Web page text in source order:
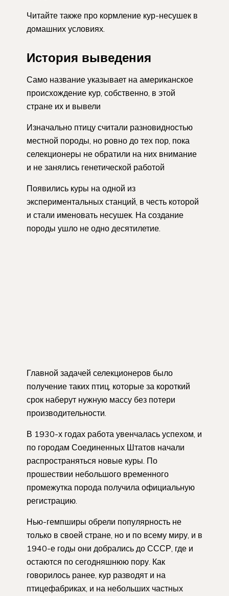
Читайте также про кормление кур-несушек в
домашних условиях.
История выведения
Само название указывает на американское
происхождение кур, собственно, в этой
стране их и вывели
Изначально птицу считали разновидностью
местной породы, но ровно до тех пор, пока
селекционеры не обратили на них внимание
и не занялись генетической работой
Появились куры на одной из
экспериментальных станций, в честь которой
и стали именовать несушек. На создание
породы ушло не одно десятилетие.
Главной задачей селекционеров было
получение таких птиц, которые за короткий
срок наберут нужную массу без потери
производительности.
В 1930-х годах работа увенчалась успехом, и
по городам Соединенных Штатов начали
распространяться новые куры. По
прошествии небольшого временного
промежутка порода получила официальную
регистрацию.
Нью-гемпширы обрели популярность не
только в своей стране, но и по всему миру, и в
1940-е годы они добрались до СССР, где и
остаются по сегодняшнюю пору. Как
говорилось ранее, кур разводят и на
птицефабриках, и на небольших частных